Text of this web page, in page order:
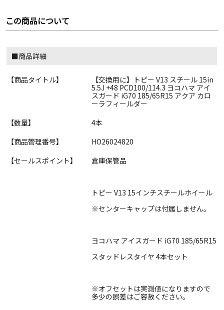
この商品について
■商品詳細
【商品タイトル】
【交換用に】トピー V13 スチール 15in
5.5J +48 PCD100/114.3 ヨコハマ アイ
スガード iG70 185/65R15 アクア カロ
ーラフィールダー
【数量】
4本
【商品管理番号】
HO26024820
【セールスポイント】
倉庫保管品
トピー V13 15インチスチールホイール
※センターキャップは付属しません。
ヨコハマ アイスガード iG70 185/65R15
スタッドレスタイヤ 4本セット
※オフセットは実測値になりますので
多少の誤差はご容赦ください。